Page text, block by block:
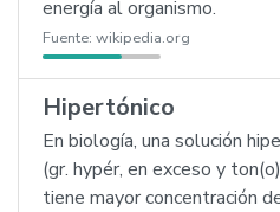
energía al organismo.
Fuente: wikipedia.org
Hipertónico
En biología, una solución
(gr. hypér, en exceso y
tiene mayor concentración